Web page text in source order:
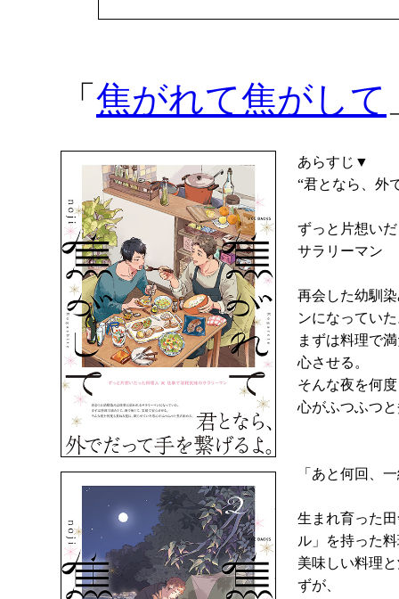
「 焦がれて焦がして
あらすじ▼
“君となら、外
ずっと片想い
サラリーマン
再会した幼馴
ンになってい
まずは料理で
心させる。
そんな夜を何
心がふつふつ
「あと何回、
生まれ育った
ル」を持った
美味しい料理
ずが、